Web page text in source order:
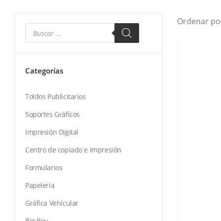
Ordenar
Categorías
Toldos Publicitarios
Soportes Gráficos
Impresión Digital
Centro de copiado e Impresión
Formularios
Papelería
Gráfica Vehícular